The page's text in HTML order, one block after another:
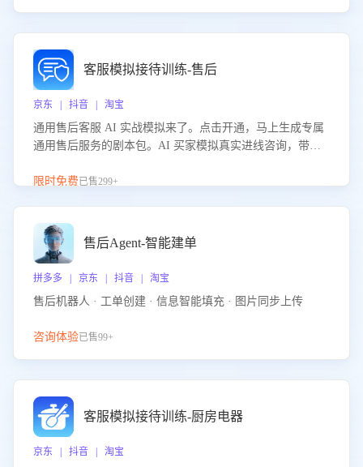
客服模拟接待训练-售后
京东 | 抖音 | 淘宝
通用售后客服 AI 实战模拟来了。点击开通，马上生成专属
通用售后服务的剧本包。AI 买家模拟真实进线咨询，带您
的应对要点，轻松提升服务能力。
限时免费已售299+
售后Agent-智能建单
拼多多 | 京东 | 抖音 | 淘宝
售后机器人 · 工单创建 · 信息智能填充 · 图片同步上传
咨询体验已售99+
客服模拟接待训练-厨房电器
京东 | 抖音 | 淘宝